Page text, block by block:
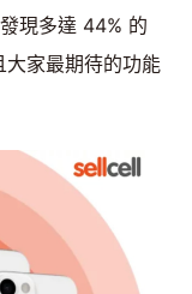
現多達 44% 的
家最期待的功能